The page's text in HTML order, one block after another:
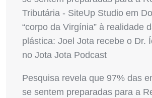
Tributária - SiteUp Studio em
“corpo da Virgínia” à realidade
plástica: Joel Jota recebe o Dr.
no Jota Jota Podcast
Pesquisa revela que 97% das
se sentem preparadas para a